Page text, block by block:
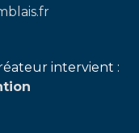
intervient :
pinterest